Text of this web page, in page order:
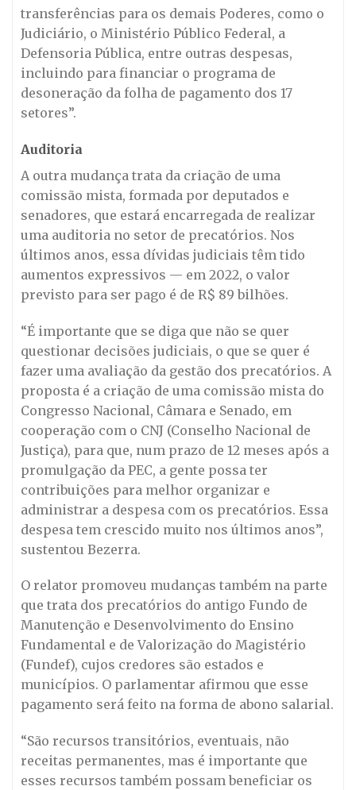
transferências para os demais Poderes, como o
Judiciário, o Ministério Público Federal, a
Defensoria Pública, entre outras despesas,
incluindo para financiar o programa de
desoneração da folha de pagamento dos 17
setores”.
Auditoria
A outra mudança trata da criação de uma
comissão mista, formada por deputados e
senadores, que estará encarregada de realizar
uma auditoria no setor de precatórios. Nos
últimos anos, essa dívidas judiciais têm tido
aumentos expressivos — em 2022, o valor
previsto para ser pago é de R$ 89 bilhões.
“É importante que se diga que não se quer
questionar decisões judiciais, o que se quer é
fazer uma avaliação da gestão dos precatórios. A
proposta é a criação de uma comissão mista do
Congresso Nacional, Câmara e Senado, em
cooperação com o CNJ (Conselho Nacional de
Justiça), para que, num prazo de 12 meses após a
promulgação da PEC, a gente possa ter
contribuições para melhor organizar e
administrar a despesa com os precatórios. Essa
despesa tem crescido muito nos últimos anos”,
sustentou Bezerra.
O relator promoveu mudanças também na parte
que trata dos precatórios do antigo Fundo de
Manutenção e Desenvolvimento do Ensino
Fundamental e de Valorização do Magistério
(Fundef), cujos credores são estados e
municípios. O parlamentar afirmou que esse
pagamento será feito na forma de abono salarial.
“São recursos transitórios, eventuais, não
receitas permanentes, mas é importante que
esses recursos também possam beneficiar os